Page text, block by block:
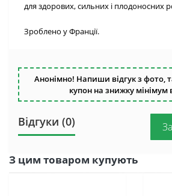
для здорових, сильних і плодоносних
Зроблено у Франції.
Анонімно! Напиши відгук з фото,
купон на знижку мінімум
Відгуки (0)
З цим товаром купують